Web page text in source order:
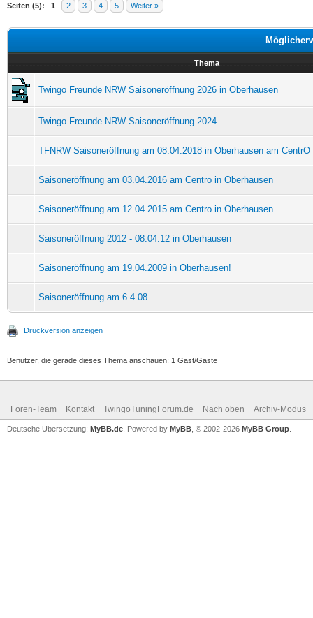
Seiten (5): 1 2 3 4 5 Weiter »
Thema
Twingo Freunde NRW Saisoneröffnung 2026 in Oberhausen
Twingo Freunde NRW Saisoneröffnung 2024
TFNRW Saisoneröffnung am 08.04.2018 in Oberhausen am
Saisoneröffnung am 03.04.2016 am Centro in Oberhausen
Saisoneröffnung am 12.04.2015 am Centro in Oberhausen
Saisoneröffnung 2012 - 08.04.12 in Oberhausen
Saisoneröffnung am 19.04.2009 in Oberhausen!
Saisoneröffnung am 6.4.08
Druckversion anzeigen
Benutzer, die gerade dieses Thema anschauen: 1 Gast/Gäste
Foren-Team Kontakt TwingoTuningForum.de Nach oben Archiv-Modus
Deutsche Übersetzung: MyBB.de , Powered by MyBB , © 2002-2026 MyBB Group